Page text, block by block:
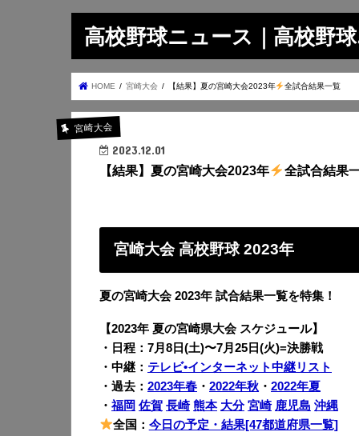
高校野球ニュース｜高校野
HOME 宮崎大会 【結果】夏の宮崎大会2023年 全試合結果一覧
宮崎大会
2023.12.01
【結果】夏の宮崎大会2023年 全試合結果
宮崎大会 高校野球 2023年
夏の宮崎大会 2023年 試合結果一覧を特集！
【2023年 夏の宮崎県大会 スケジュール】
・日程：7月8日(土)〜7月25日(火)=決勝戦
・中継： テレビ•インターネット中継リスト
・過去： 2023年春 ・ 2022年秋 ・ 2022年夏
・ 福岡 佐賀 長崎 熊本 大分 宮崎 鹿児島 沖縄
全国： 今日の予定・結果[47都道府県一覧]